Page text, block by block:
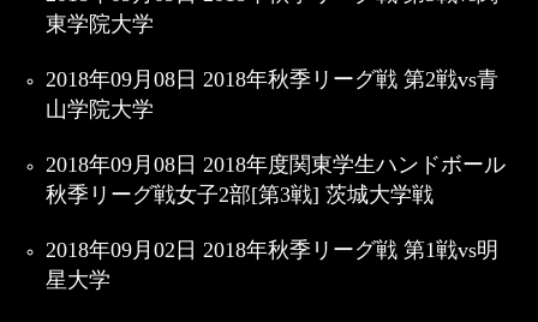
東学院大学
2018年09月08日 2018年秋季リーグ戦 第2戦vs青
山学院大学
2018年09月08日 2018年度関東学生ハンドボール
秋季リーグ戦女子2部[第3戦] 茨城大学戦
2018年09月02日 2018年秋季リーグ戦 第1戦vs明
星大学